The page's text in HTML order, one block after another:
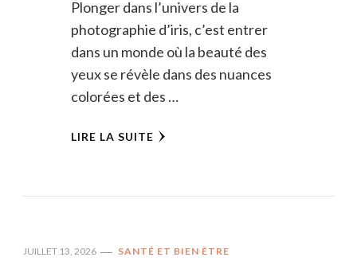
Plonger dans l’univers de la
photographie d’iris, c’est entrer
dans un monde où la beauté des
yeux se révèle dans des nuances
colorées et des …
LIRE LA SUITE
JUILLET 13, 2026 SANTÉ ET BIEN ÊTRE